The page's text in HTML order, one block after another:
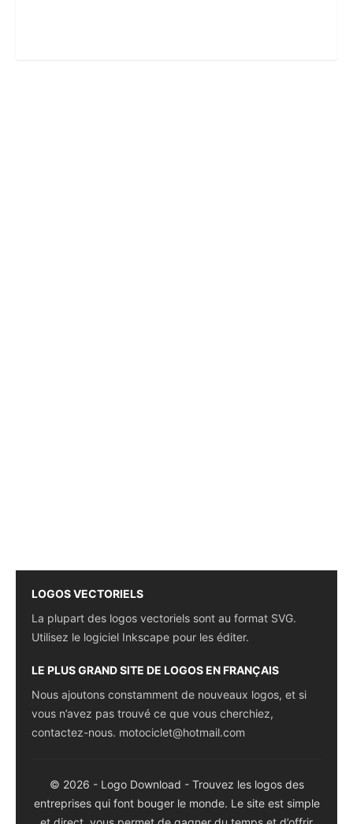
LOGOS VECTORIELS
La plupart des logos vectoriels sont au format SVG.
Utilisez le logiciel Inkscape pour les éditer.
LE PLUS GRAND SITE DE LOGOS EN FRANÇAIS
Nous ajoutons constamment de nouveaux logos, et si
vous n’avez pas trouvé ce que vous cherchiez,
contactez-nous. motociclet@hotmail.com
© 2026 - Logo Download - Trouvez les logos des
entreprises qui font bouger le monde. Le site est simple